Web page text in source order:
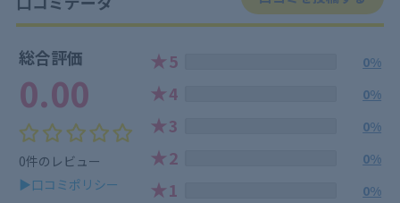
総合評価
0.00
0件のレビュー
▶口コミポリシー
★5 0%
★4 0%
★3 0%
★2 0%
★1 0%